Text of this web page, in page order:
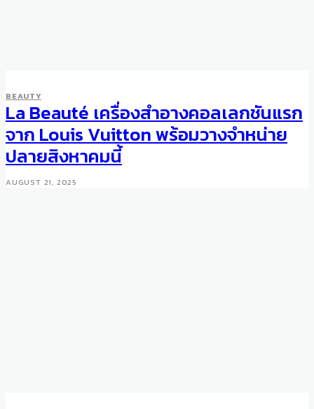
BEAUTY
La Beauté เครื่องสำอางคอลเลกชันแรก
จาก Louis Vuitton พร้อมวางจำหน่าย
ปลายสิงหาคมนี้
AUGUST 21, 2025